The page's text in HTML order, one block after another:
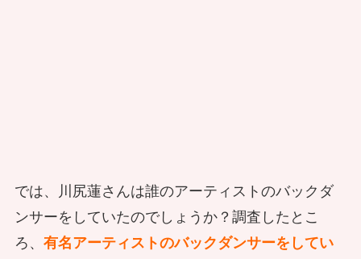
では、川尻蓮さんは誰のアーティストのバックダ
ンサーをしていたのでしょうか？調査したとこ
ろ、 有名アーティストのバックダンサーをしてい